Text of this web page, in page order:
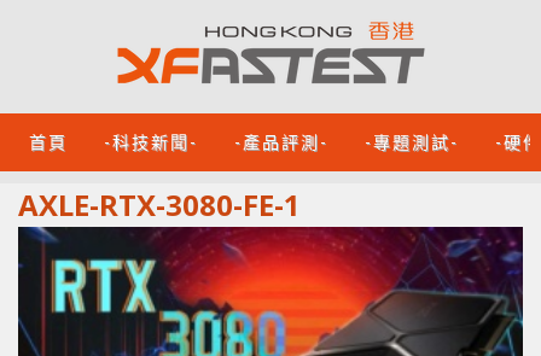
首頁 -科技新聞- -產品評測- -專題測試- -硬
AXLE-RTX-3080-FE-1